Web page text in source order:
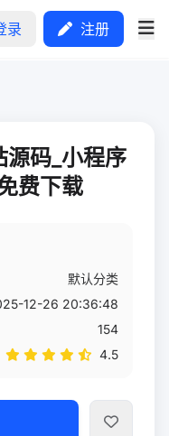
录 注册
源码_小程序
费下载
默认分类
12-26 20:36:48
154
4.5